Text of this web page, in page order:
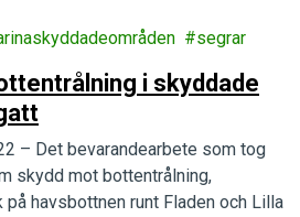
segrar
i skyddade
– Det bevarandearbete som tog
skydd mot bottentrålning,
havsbottnen runt Fladen och Lilla